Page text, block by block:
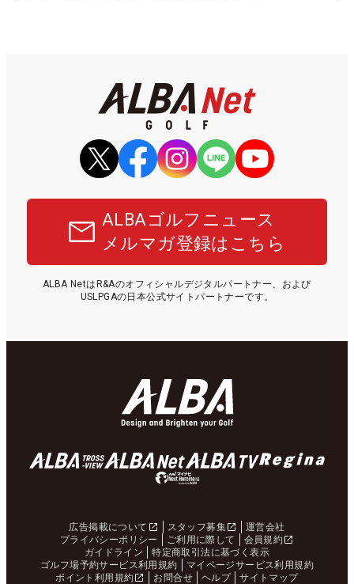
ALBAゴルフニュース
メルマガ登録はこちら
ALBA NetはR&Aのオフィシャルデジタルパートナー、および
USLPGAの日本公式サイトパートナーです。
広告掲載について スタッフ募集
運営会社
プライバシーポリシー
ご利用に際して
会員規約
ガイドライン
特定商取引法に基づく表示
ゴルフ場予約サービス利用規約
マイページサービス利用規約
ポイント利用規約
お問合せ ヘルプ サイトマップ